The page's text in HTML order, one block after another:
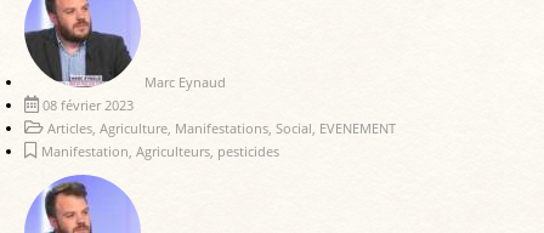
Marc Eynaud
08 février 2023
Articles Agriculture Manifestations Social EVENEMENT
Manifestation Agriculteurs pesticides